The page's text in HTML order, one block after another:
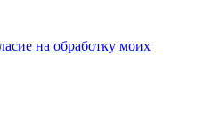
на обработку моих